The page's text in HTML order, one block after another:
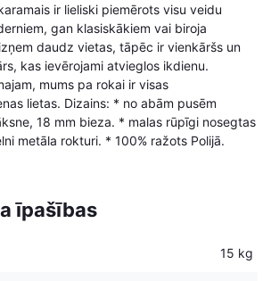
ir lieliski piemērots visu veidu
gan klasiskākiem vai biroja
daudz vietas, tāpēc ir vienkāršs un
kas ievērojami atvieglos ikdienu.
mums pa rokai ir visas
lietas. Dizains: * no abām pusēm
18 mm bieza. * malas rūpīgi nosegtas
metāla rokturi. * 100% ražots Polijā.
īpašības
15 kg